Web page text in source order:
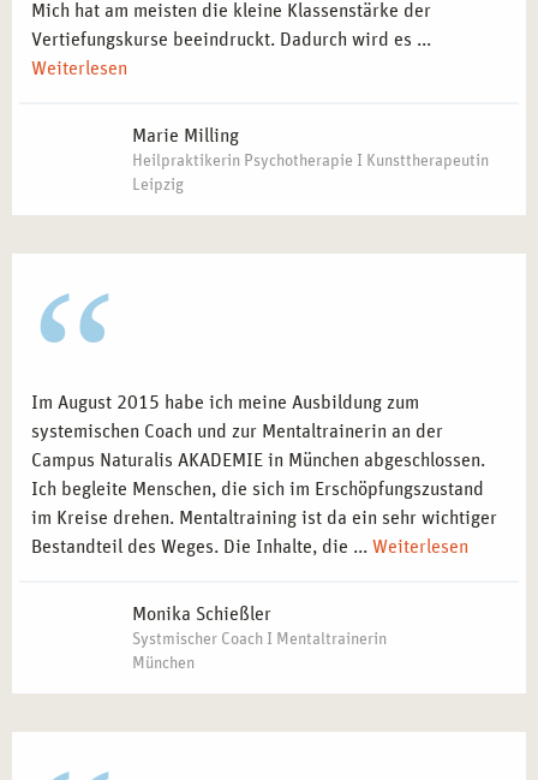
Mich hat am meisten die kleine Klassenstärke der
Vertiefungskurse beeindruckt. Dadurch wird es ...
Weiterlesen
Marie Milling
Heilpraktikerin Psychotherapie I Kunsttherapeutin
Leipzig
Im August 2015 habe ich meine Ausbildung zum
systemischen Coach und zur Mentaltrainerin an der
Campus Naturalis AKADEMIE in München abgeschlossen.
Ich begleite Menschen, die sich im Erschöpfungszustand
im Kreise drehen. Mentaltraining ist da ein sehr wichtiger
Bestandteil des Weges. Die Inhalte, die ... Weiterlesen
Monika Schießler
Systmischer Coach I Mentaltrainerin
München